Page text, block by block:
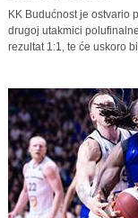
KK Budućnost je ostvario
drugoj utakmici
rezultat 1:1, te će uskoro